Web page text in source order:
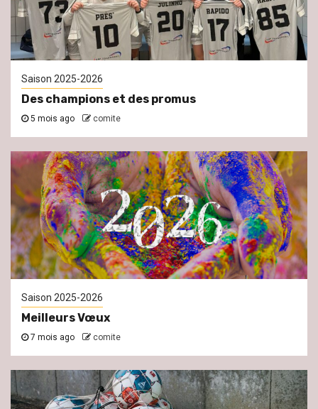
Saison 2025-2026
Des champions et des promus
5 mois ago comite
Saison 2025-2026
Meilleurs Vœux
7 mois ago comite